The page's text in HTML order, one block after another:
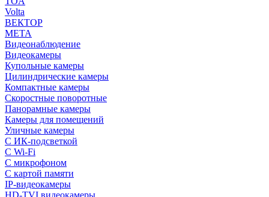
Volta
ВЕКТОР
МЕТА
Видеонаблюдение
Видеокамеры
Купольные камеры
Цилиндрические камеры
Компактные камеры
Скоростные поворотные
Панорамные камеры
Камеры для помещений
Уличные камеры
С ИК-подсветкой
С Wi-Fi
С микрофоном
С картой памяти
IP-видеокамеры
HD-TVI видеокамеры